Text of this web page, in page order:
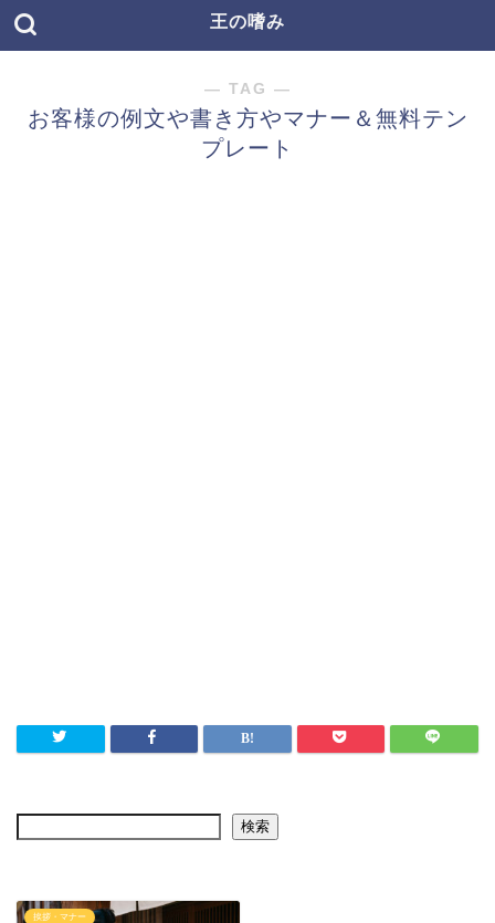
王の嗜み
― TAG ―
お客様の例文や書き方やマナー＆無料テン
プレート
検索
挨拶・マナー